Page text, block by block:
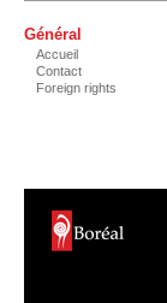
Général
Accueil
Contact
Foreign rights